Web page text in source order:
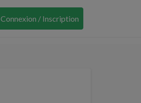
Connexion / Inscription